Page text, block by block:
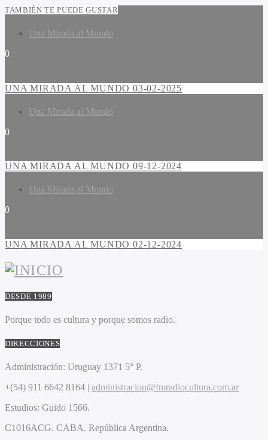
TAMBIÉN TE PUEDE GUSTAR
Una Mirada al Mundo
0
UNA MIRADA AL MUNDO 03-02-2025
Una Mirada al Mundo
0
UNA MIRADA AL MUNDO 09-12-2024
Una Mirada al Mundo
0
UNA MIRADA AL MUNDO 02-12-2024
DESDE 1989
Porque todo es cultura y porque somos radio.
DIRECCIONES
Administración: Uruguay 1371 5° P.
+(54) 911 6642 8164 | administracion@fmradiocultura.com.ar
Estudios: Guido 1566.
C1016ACG. CABA. República Argentina.